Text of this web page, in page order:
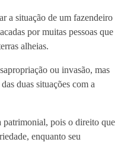
a situação de um fazendeiro
por muitas pessoas que
alheias.
ou invasão, mas
duas situações com a
patrimonial, pois o direito que
enquanto seu